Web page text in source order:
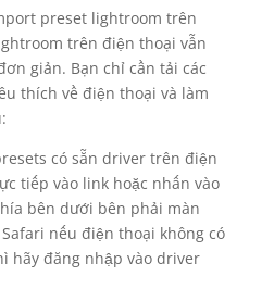
preset lightroom trên
trên điện thoại vẫn
giản. Bạn chỉ cần tải các
thích về điện thoại và làm
có sẵn driver trên điện
tiếp vào link hoặc nhấn vào
bên dưới bên phải màn
nếu điện thoại không có
hãy đăng nhập vào driver